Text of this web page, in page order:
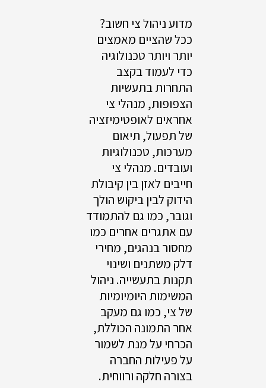
מדוע ניהול צי חשוב?
ככל שהציים מאמצים
יותר ויותר טכנולוגיה
כדי לעמוד בקצב
התחרות בתעשיות
הצפופות, מנהלי צי
אחראים לאופטימיזציה
של תפעול, תיאום
מערכות, טכנולוגיות
ועובדים. מנהלי צי
חייבים לאזן בין קיבולת
הידוק לבין ביקוש הולך
וגובר, כמו גם להתמודד
עם אתגרים אחרים כמו
מחסור בנהגים, מחירי
דלק משתנים ושינוי
תקנות בתעשייה. ניהול
המשימות היומיומיות
של צי, כמו גם מעקב
אחר התמונה הכוללת,
הכרחי על מנת לשמור
על פעילות החברה
בצורה חלקה ורווחית.